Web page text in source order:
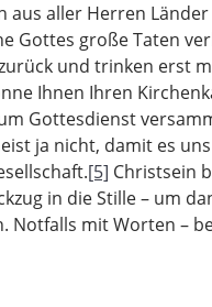
aller Herren
Gottes große Taten
und trinken erst
Ihnen Ihren
Gottesdienst
ja nicht, damit es
[5] Christsein
in die Stille – um
Notfalls mit Worten –